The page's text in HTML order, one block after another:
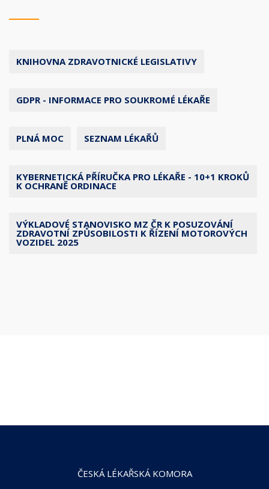
KNIHOVNA ZDRAVOTNICKÉ LEGISLATIVY
GDPR - INFORMACE PRO SOUKROMÉ LÉKAŘE
PLNÁ MOC SEZNAM LÉKAŘŮ
KYBERNETICKÁ PŘÍRUČKA PRO LÉKAŘE - 10+1 KROKŮ
K OCHRANĚ ORDINACE
VÝKLADOVÉ STANOVISKO MZ ČR K POSUZOVÁNÍ
ZDRAVOTNÍ ZPŮSOBILOSTI K ŘÍZENÍ MOTOROVÝCH
VOZIDEL 2025
ČESKÁ LÉKAŘSKÁ KOMORA